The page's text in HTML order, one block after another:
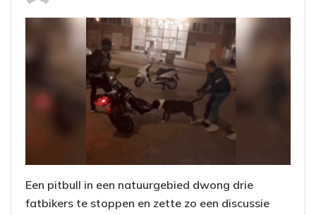
Een pitbull in een natuurgebied dwong drie
fatbikers te stoppen en zette zo een discussie